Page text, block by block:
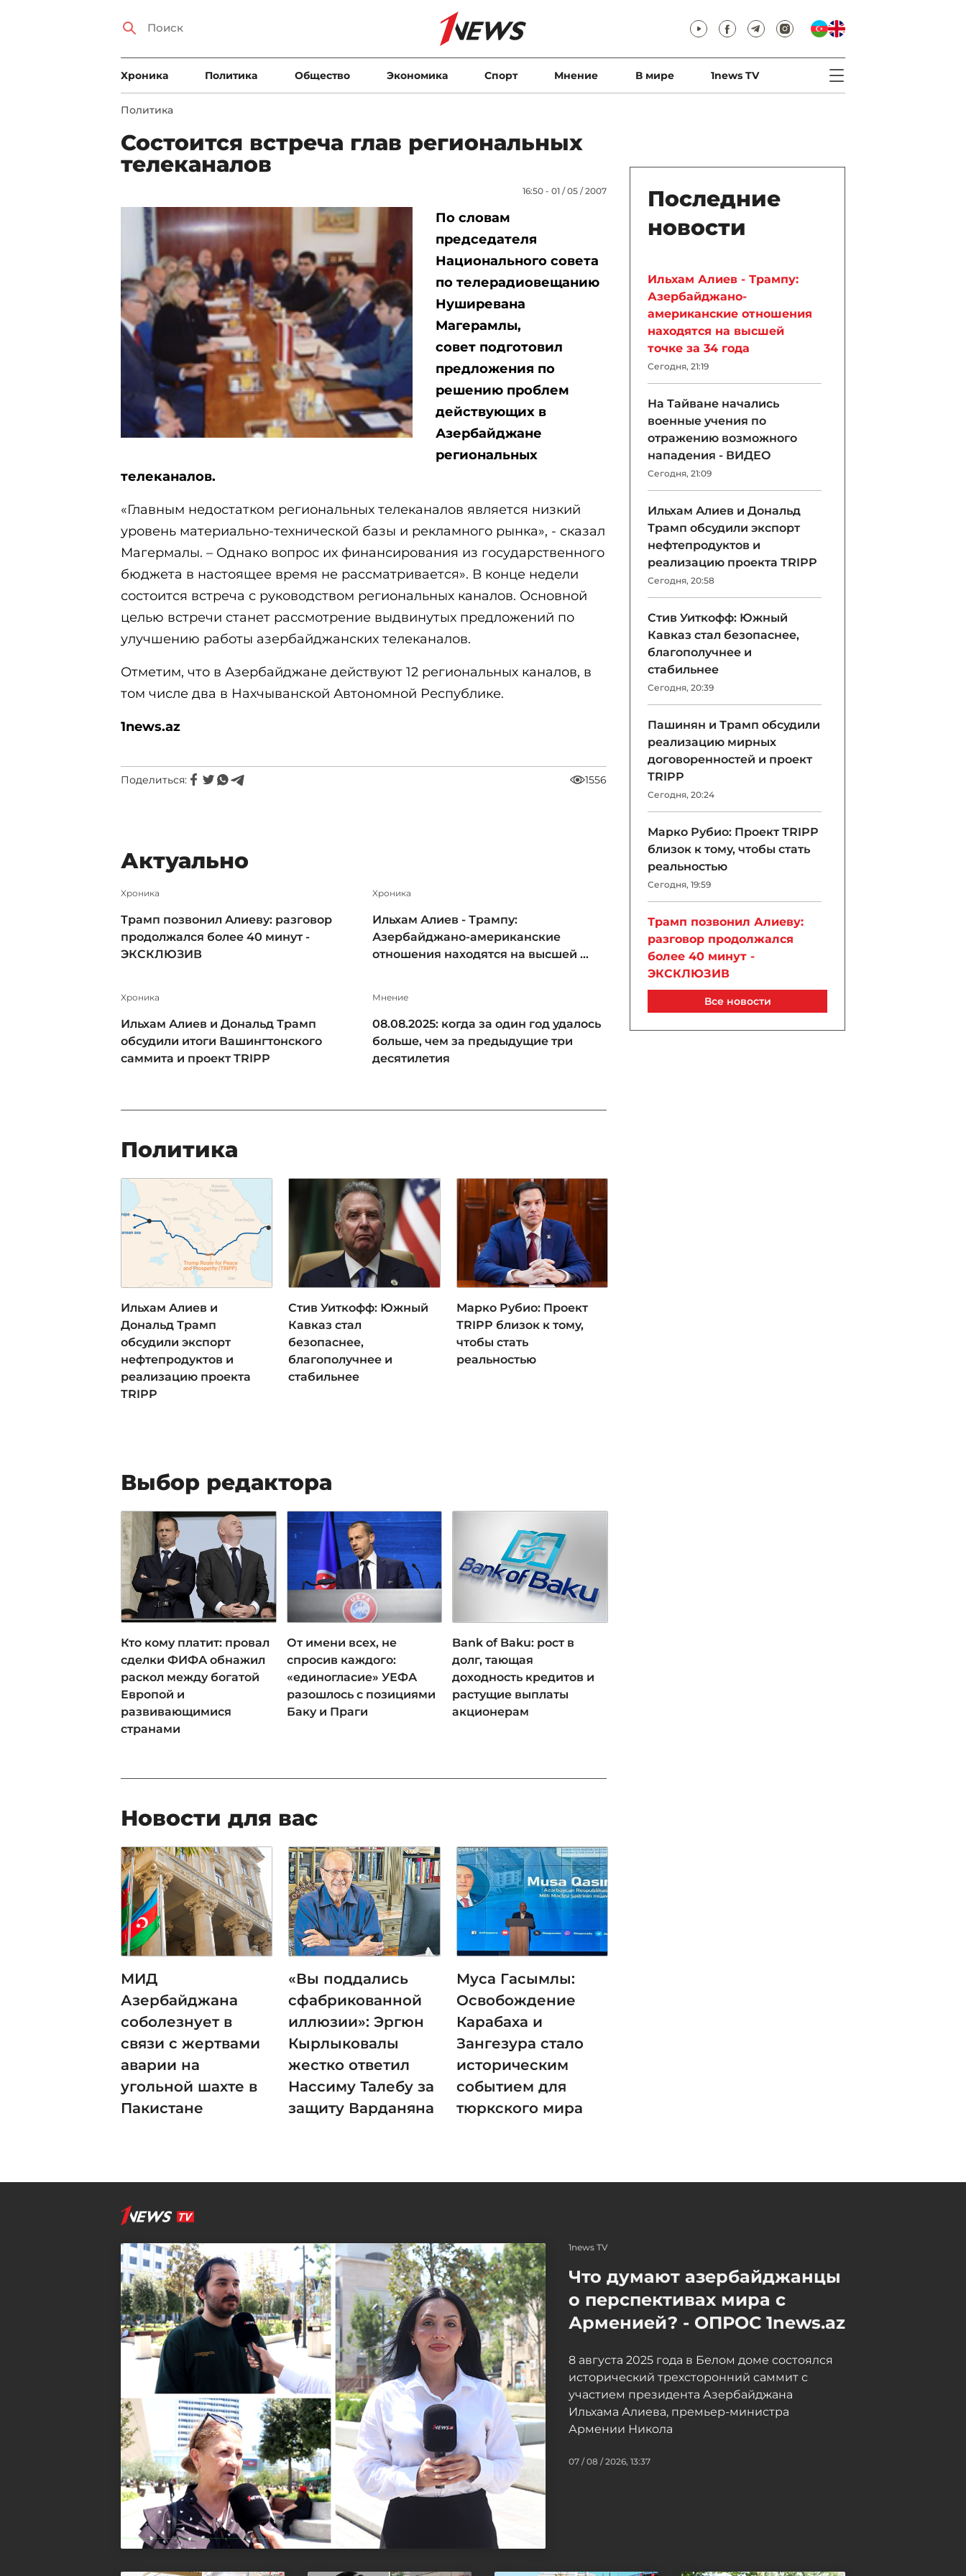
Xроника Политика Общество Экономика Спорт Мнение В мире 1news TV
Политика
Состоится встреча глав региональных
телеканалов
16:50 - 01 / 05 / 2007
По словам
председателя
Национального совета
по телерадиовещанию
Нуширевана
Магерамлы,
совет подготовил
предложения по
решению проблем
действующих в
Азербайджане
региональных
телеканалов.
«Главным недостатком региональных телеканалов является низкий
уровень материально-технической базы и рекламного рынка», - сказал
Магермалы. – Однако вопрос их финансирования из государственного
бюджета в настоящее время не рассматривается». В конце недели
состоится встреча с руководством региональных каналов. Основной
целью встречи станет рассмотрение выдвинутых предложений по
улучшению работы азербайджанских телеканалов.
Отметим, что в Азербайджане действуют 12 региональных каналов, в
том числе два в Нахчыванской Автономной Республике.
1news.az
Поделиться: 1556
Актуально
Xроника
Трамп позвонил Алиеву: разговор
продолжался более 40 минут -
ЭКСКЛЮЗИВ
Xроника
Ильхам Алиев - Трампу:
Азербайджано-американские
отношения находятся на высшей ...
Xроника
Ильхам Алиев и Дональд Трамп
обсудили итоги Вашингтонского
саммита и проект TRIPP
Мнение
08.08.2025: когда за один год удалось
больше, чем за предыдущие три
десятилетия
Политика
Ильхам Алиев и
Дональд Трамп
обсудили экспорт
нефтепродуктов и
реализацию проекта
TRIPP
Стив Уиткофф: Южный
Кавказ стал
безопаснее,
благополучнее и
стабильнее
Марко Рубио: Проект
TRIPP близок к тому,
чтобы стать
реальностью
Выбор редактора
Кто кому платит: провал
сделки ФИФА обнажил
раскол между богатой
Европой и
развивающимися
странами
От имени всех, не
спросив каждого:
«единогласие» УЕФА
разошлось с позициями
Баку и Праги
Bank of Baku: рост в
долг, тающая
доходность кредитов и
растущие выплаты
акционерам
Новости для вас
МИД
Азербайджана
соболезнует в
связи с жертвами
аварии на
угольной шахте в
Пакистане
«Вы поддались
сфабрикованной
иллюзии»: Эргюн
Кырлыковалы
жестко ответил
Нассиму Талебу за
защиту Варданяна
Муса Гасымлы:
Освобождение
Карабаха и
Зангезура стало
историческим
событием для
тюркского мира
Последние
новости
Ильхам Алиев - Трампу:
Азербайджано-
американские отношения
находятся на высшей
точке за 34 года
Сегодня, 21:19
На Тайване начались
военные учения по
отражению возможного
нападения - ВИДЕО
Сегодня, 21:09
Ильхам Алиев и Дональд
Трамп обсудили экспорт
нефтепродуктов и
реализацию проекта TRIPP
Сегодня, 20:58
Стив Уиткофф: Южный
Кавказ стал безопаснее,
благополучнее и
стабильнее
Сегодня, 20:39
Пашинян и Трамп обсудили
реализацию мирных
договоренностей и проект
TRIPP
Сегодня, 20:24
Марко Рубио: Проект TRIPP
близок к тому, чтобы стать
реальностью
Сегодня, 19:59
Трамп позвонил Алиеву:
разговор продолжался
более 40 минут -
ЭКСКЛЮЗИВ
Сегодня, 19:35
Ильхам Алиев и Дональд
близки к соглашению по
новому маршруту
судоходства в Ормузском
проливе
Все новости
1news TV
Что думают азербайджанцы
о перспективах мира с
Арменией? - ОПРОС 1news.az
8 августа 2025 года в Белом доме состоялся
исторический трехсторонний саммит с
участием президента Азербайджана
Ильхама Алиева, премьер-министра
Армении Никола
07 / 08 / 2026, 13:37